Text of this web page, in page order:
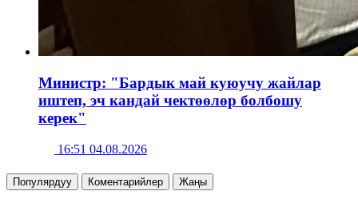
Министр: "Бардык май куюучу жайлар
иштеп, эч кандай чектөөлөр болбошу
керек"
16:51 04.08.2026
Популярдуу Коментарийлер Жаңы